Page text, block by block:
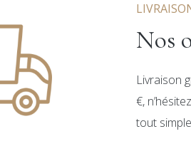
Nos
Livraison
€,
tout